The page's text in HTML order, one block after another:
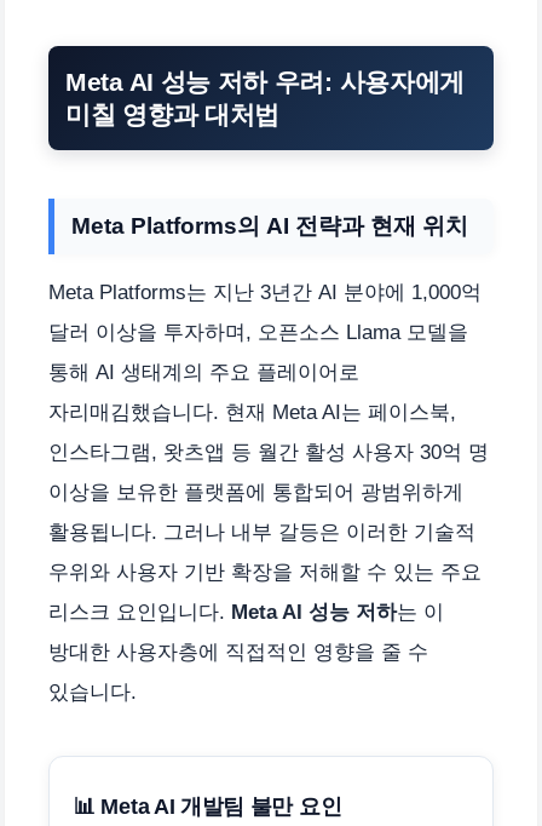
Meta AI 성능 저하 우려: 사용자에게
미칠 영향과 대처법
Meta Platforms의 AI 전략과 현재 위치
Meta Platforms는 지난 3년간 AI 분야에 1,000억
달러 이상을 투자하며, 오픈소스 Llama 모델을
통해 AI 생태계의 주요 플레이어로
자리매김했습니다. 현재 Meta AI는 페이스북,
인스타그램, 왓츠앱 등 월간 활성 사용자 30억 명
이상을 보유한 플랫폼에 통합되어 광범위하게
활용됩니다. 그러나 내부 갈등은 이러한 기술적
우위와 사용자 기반 확장을 저해할 수 있는 주요
리스크 요인입니다. Meta AI 성능 저하는 이
방대한 사용자층에 직접적인 영향을 줄 수
있습니다.
📊 Meta AI 개발팀 불만 요인